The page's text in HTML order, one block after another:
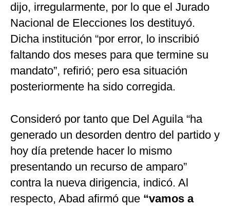
dijo, irregularmente, por lo que el Jurado
Nacional de Elecciones los destituyó.
Dicha institución “por error, lo inscribió
faltando dos meses para que termine su
mandato”, refirió; pero esa situación
posteriormente ha sido corregida.
Consideró por tanto que Del Aguila “ha
generado un desorden dentro del partido y
hoy día pretende hacer lo mismo
presentando un recurso de amparo”
contra la nueva dirigencia, indicó. Al
respecto, Abad afirmó que “vamos a